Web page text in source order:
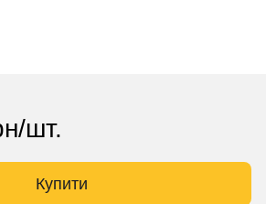
шт.
Купити